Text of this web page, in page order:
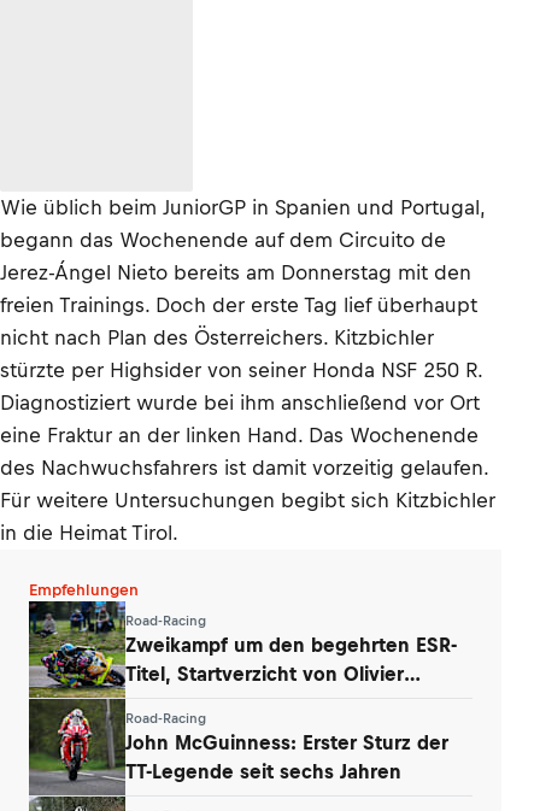
Wie üblich beim JuniorGP in Spanien und Portugal,
begann das Wochenende auf dem Circuito de
Jerez-Ángel Nieto bereits am Donnerstag mit den
freien Trainings. Doch der erste Tag lief überhaupt
nicht nach Plan des Österreichers. Kitzbichler
stürzte per Highsider von seiner Honda NSF 250 R.
Diagnostiziert wurde bei ihm anschließend vor Ort
eine Fraktur an der linken Hand. Das Wochenende
des Nachwuchsfahrers ist damit vorzeitig gelaufen.
Für weitere Untersuchungen begibt sich Kitzbichler
in die Heimat Tirol.
Empfehlungen
Road-Racing
Zweikampf um den begehrten ESR-
Titel, Startverzicht von Olivier
Road-Racing
John McGuinness: Erster Sturz der
TT-Legende seit sechs Jahren